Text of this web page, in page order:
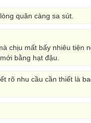
quân càng sa sút.
chịu mất bấy nhiêu tiện
bằng hạt đậu.
rõ nhu cầu cần thiết là